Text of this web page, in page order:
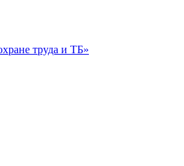
труда и ТБ»